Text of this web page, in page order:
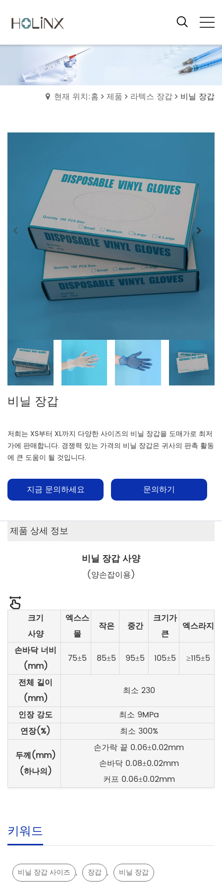
현재 위치:홈 제품 라텍스 장갑 비닐 장갑
비닐 장갑
저희는 XS부터 XL까지 다양한 사이즈의 비닐 장갑을 도매가로 최저
가에 판매합니다. 경쟁력 있는 가격의 비닐 장갑은 귀사의 판촉 활동
에 큰 도움이 될 것입니다.
지금 문의하세요 문의하기
제품 상세 정보
비닐 장갑 사양
(양손잡이용)
크기
사양
엑스스
몰
작은 중간
크기가
큰
엑스라지
손바닥 너비
(mm)
75±5 85±5 95±5 105±5
≥115±5
전체 길이
(mm)
최소 230
인장 강도
최소 9MPa
연장(%)
최소 300%
두께(mm)
(하나의)
손가락 끝 0.06±0.02mm
손바닥 0.08±0.02mm
커프 0.06±0.02mm
키워드
비닐 장갑 사이즈 , 장갑 , 비닐 장갑